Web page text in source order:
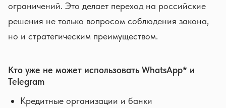
ограничений. Это делает переход на российские
решения не только вопросом соблюдения закона,
но и стратегическим преимуществом.
Кто уже не может использовать WhatsApp* и
Telegram
Кредитные организации и банки